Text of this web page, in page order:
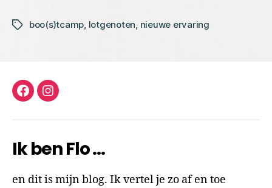
Tagsboo(s)tcamp lotgenoten nieuwe ervaring
facebookinstagram
Ik ben Flo …
en dit is mijn blog. Ik vertel je zo af en toe